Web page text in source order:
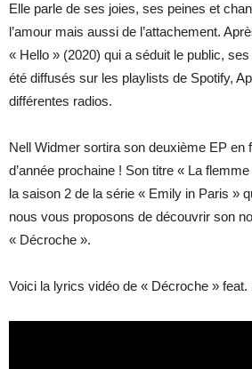
Elle parle de ses joies, ses peines et
l’amour mais aussi de l’attachement.
« Hello » (2020) qui a séduit le public,
été diffusés sur les playlists de Spotify,
différentes radios.
Nell Widmer sortira son deuxième EP en
d’année prochaine ! Son titre « La
la saison 2 de la série « Emily in Paris »
nous vous proposons de découvrir son
« Décroche ».
Voici la lyrics vidéo de « Décroche » feat.